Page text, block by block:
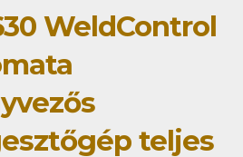
WeldControl
teljes